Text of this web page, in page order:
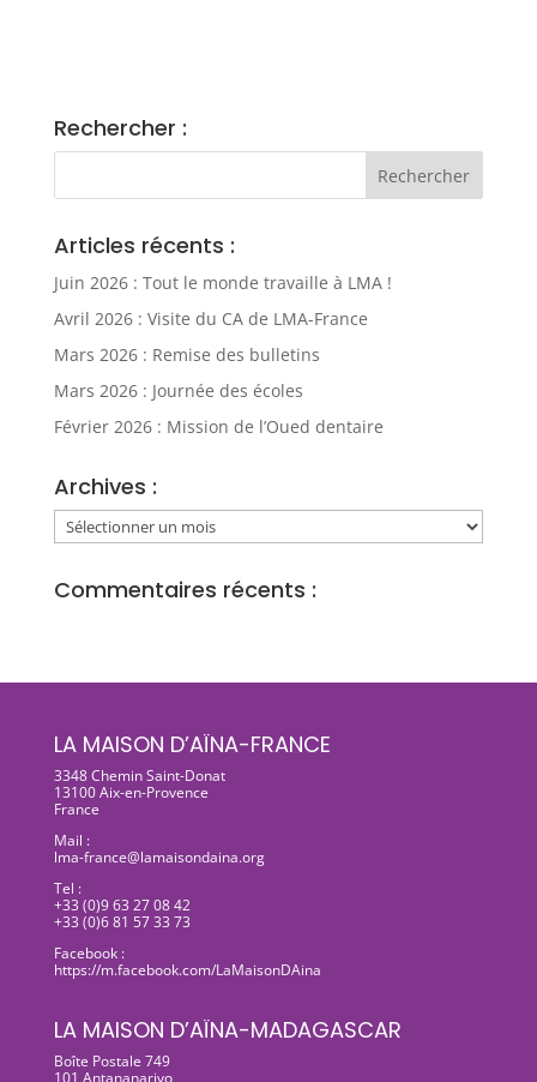
Rechercher :
Articles récents :
Juin 2026 : Tout le monde travaille à LMA !
Avril 2026 : Visite du CA de LMA-France
Mars 2026 : Remise des bulletins
Mars 2026 : Journée des écoles
Février 2026 : Mission de l’Oued dentaire
Archives :
Archives
:
Commentaires récents :
LA MAISON D’AÏNA-FRANCE
3348 Chemin Saint-Donat
13100 Aix-en-Provence
France
Mail :
lma-france@lamaisondaina.org
Tel :
+33 (0)9 63 27 08 42
+33 (0)6 81 57 33 73
Facebook :
https://m.facebook.com/LaMaisonDAina
LA MAISON D’AÏNA-MADAGASCAR
Boîte Postale 749
101 Antananarivo